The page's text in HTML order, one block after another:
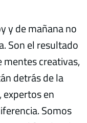
y de mañana no
Son el resultado
creativas,
detrás de la
en
Somos